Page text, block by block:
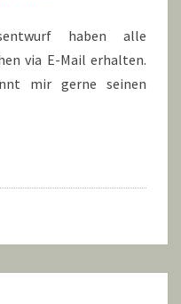
haben alle
via E-Mail erhalten.
mir gerne seinen